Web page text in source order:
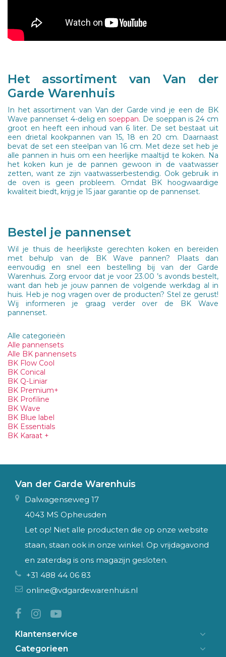
Het assortiment van Van der
Garde Warenhuis
In het assortiment van Van der Garde vind je een de BK
Wave pannenset 4-delig ensoeppan. De soeppan is 24 cm
groot en heeft een inhoud van 6 liter. De set bestaat uit
een drietal kookpannen van 15, 18 en 20 cm. Daarnaast
bevat de set een steelpan van 16 cm. Met deze set heb je
alle pannen in huis om een heerlijke maaltijd te koken. Na
het koken kun je de pannen gewoon in de vaatwasser
zetten, want ze zijn vaatwasserbestendig. Ook gebruik in
de oven is geen probleem. Omdat BK hoogwaardige
kwaliteit biedt, krijg je 15 jaar garantie op de pannenset.
Bestel je pannenset
Wil je thuis de heerlijkste gerechten koken en bereiden
met behulp van de BK Wave pannen? Plaats dan
eenvoudig en snel een bestelling bij van der Garde
Warenhuis. Zorg ervoor dat je voor 23.00 ’s avonds bestelt,
want dan heb je jouw pannen de volgende werkdag al in
huis. Heb je nog vragen over de producten? Stel ze gerust!
Wij informeren je graag verder over de BK Wave
pannenset.
Alle categorieën
Alle pannensets
Alle BK pannensets
BK Flow Cool
BK Conical
BK Q-Liniar
BK Premium+
BK Profiline
BK Wave
BK Blue label
BK Essentials
BK Karaat +
Van der Garde Warenhuis
Dalwagenseweg 17
4043 MS Opheusden
Let op! Niet alle producten die op onze website
staan, staan ook in onze winkel. Op vrijdagavond
en zaterdag is ons magazijn gesloten.
+31 488 44 06 83
online@vdgardewarenhuis.nl
Klantenservice
Categorieen